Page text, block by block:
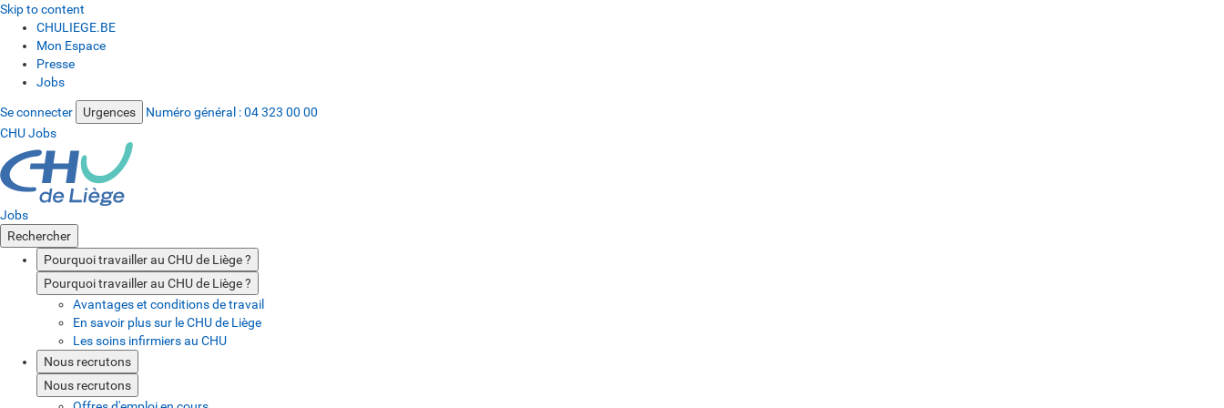
Skip to content
CHULIEGE.BE
Mon Espace
Presse
Jobs
Se connecter Urgences Numéro général :04 323 00 00
CHU Jobs
Jobs
Rechercher
Pourquoi travailler au CHU de Liège ?
Pourquoi travailler au CHU de Liège ?
Avantages et conditions de travail
En savoir plus sur le CHU de Liège
Les soins infirmiers au CHU
Nous recrutons
Nous recrutons